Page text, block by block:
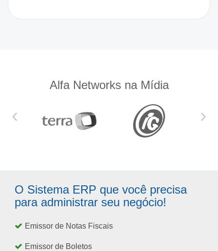
Alfa Networks na Mídia
‹ ›
O Sistema ERP que você precisa
para administrar seu negócio!
Emissor de Notas Fiscais
Emissor de Boletos